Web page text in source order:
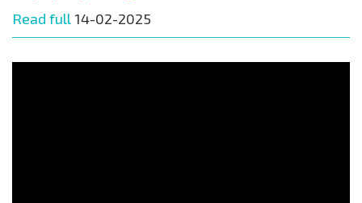
Read full 14-02-2025